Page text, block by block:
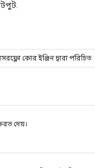
কোর ইঞ্জিন দ্বারা পরিচিত
দেয়।